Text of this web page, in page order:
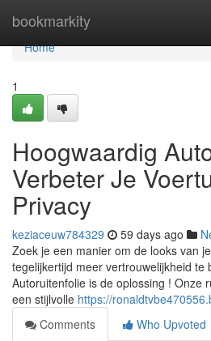
bookmarkity
Home
Home
1
Hoogwaardig
Verbeter Je
Privacy
keziaceuw784329 59 days ago
Zoek je een manier om de looks van
tegelijkertijd meer vertrouwelijkheid te
Autoruitenfolie is de oplossing ! Onze
een stijlvolle https://
Comments
Who Upvoted